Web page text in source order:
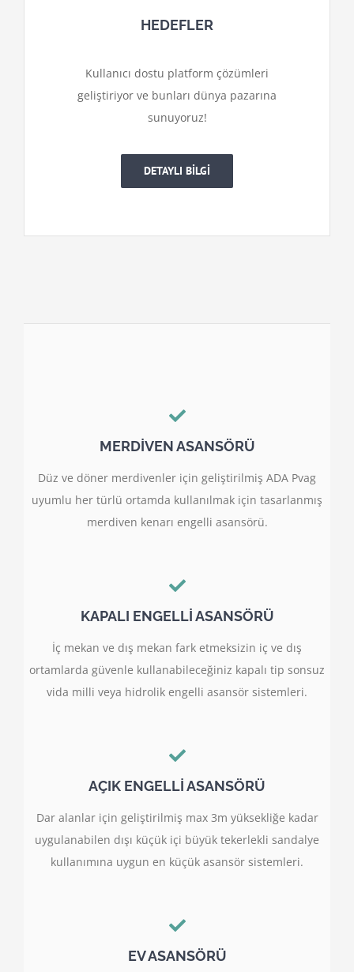
HEDEFLER
Kullanıcı dostu platform çözümleri
geliştiriyor ve bunları dünya pazarına
sunuyoruz!
DETAYLI BİLGİ
MERDİVEN ASANSÖRÜ
Düz ve döner merdivenler için geliştirilmiş ADA Pvag
uyumlu her türlü ortamda kullanılmak için tasarlanmış
merdiven kenarı engelli asansörü.
KAPALI ENGELLİ ASANSÖRÜ
İç mekan ve dış mekan fark etmeksizin iç ve dış
ortamlarda güvenle kullanabileceğiniz kapalı tip sonsuz
vida milli veya hidrolik engelli asansör sistemleri.
AÇIK ENGELLİ ASANSÖRÜ
Dar alanlar için geliştirilmiş max 3m yüksekliğe kadar
uygulanabilen dışı küçük içi büyük tekerlekli sandalye
kullanımına uygun en küçük asansör sistemleri.
EV ASANSÖRÜ